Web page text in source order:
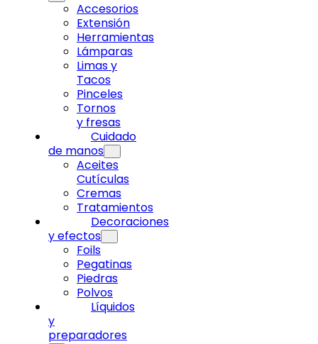
Accesorios
Extensión
Herramientas
Lámparas
Limas y
Tacos
Pinceles
Tornos
y fresas
Cuidado
de manos
Aceites
Cutículas
Cremas
Tratamientos
Decoraciones
y efectos
Foils
Pegatinas
Piedras
Polvos
Líquidos
y
preparadores